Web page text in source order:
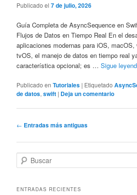
Publicado el7 de julio, 2026
Guía Completa de AsyncSequence en
Flujos de Datos en Tiempo Real En el
aplicaciones modernas para iOS, macOS,
tvOS, el manejo de datos en tiempo real
característica opcional; es …Sigue
Publicado en Tutoriales | Etiquetado
de datos,swift | Deja un comentario
Navegación
entradas
← Entradas más antiguas
u
c
ENTRADAS RECIENTES